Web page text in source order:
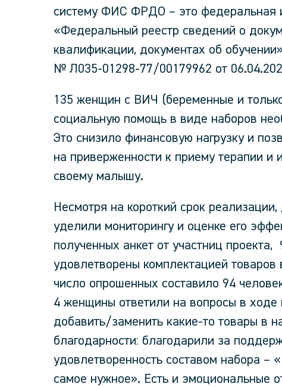
систему ФИС ФРДО – это федеральная
«Федеральный реестр сведений о
квалификации, документах об
№ Л035-01298-77/00179962 от
135 женщин с ВИЧ (беременные и
социальную помощь в виде наборов
Это снизило финансовую нагрузку и
на приверженности к приему терапии
своему малышу.
Несмотря на короткий срок
уделили мониторингу и оценке его
полученных анкет от участниц
удовлетворены комплектацией
число опрошенных составило 94
4 женщины ответили на вопросы в
добавить/заменить какие-то товары в
благодарности: благодарили за
удовлетворенность составом набора –
самое нужное». Есть и эмоциональные